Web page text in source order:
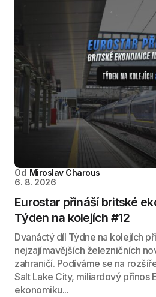
Od Miroslav Charous
6. 8. 2026
Eurostar přináší britské
Týden na kolejích #12
Dvanáctý díl Týdne na kolejích
nejzajímavějších železničních
zahraničí. Podíváme se na
Salt Lake City, miliardový přínos
ekonomiku...